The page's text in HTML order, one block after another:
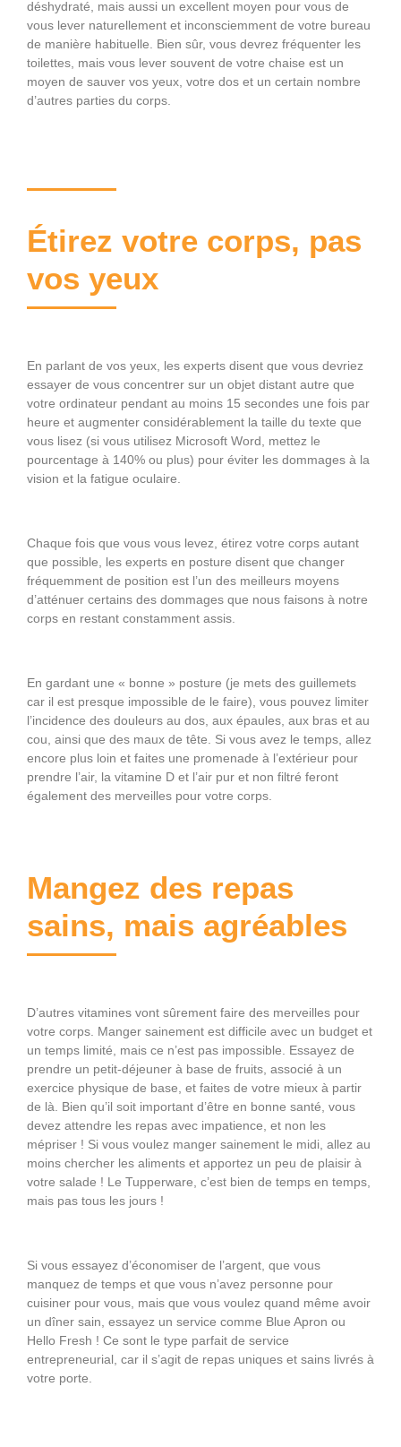
déshydraté, mais aussi un excellent moyen pour vous de
vous lever naturellement et inconsciemment de votre bureau
de manière habituelle. Bien sûr, vous devrez fréquenter les
toilettes, mais vous lever souvent de votre chaise est un
moyen de sauver vos yeux, votre dos et un certain nombre
d’autres parties du corps.
Étirez votre corps, pas
vos yeux
En parlant de vos yeux, les experts disent que vous devriez
essayer de vous concentrer sur un objet distant autre que
votre ordinateur pendant au moins 15 secondes une fois par
heure et augmenter considérablement la taille du texte que
vous lisez (si vous utilisez Microsoft Word, mettez le
pourcentage à 140% ou plus) pour éviter les dommages à la
vision et la fatigue oculaire.
Chaque fois que vous vous levez, étirez votre corps autant
que possible, les experts en posture disent que changer
fréquemment de position est l’un des meilleurs moyens
d’atténuer certains des dommages que nous faisons à notre
corps en restant constamment assis.
En gardant une « bonne » posture (je mets des guillemets
car il est presque impossible de le faire), vous pouvez limiter
l’incidence des douleurs au dos, aux épaules, aux bras et au
cou, ainsi que des maux de tête. Si vous avez le temps, allez
encore plus loin et faites une promenade à l’extérieur pour
prendre l’air, la vitamine D et l’air pur et non filtré feront
également des merveilles pour votre corps.
Mangez des repas
sains, mais agréables
D’autres vitamines vont sûrement faire des merveilles pour
votre corps. Manger sainement est difficile avec un budget et
un temps limité, mais ce n’est pas impossible. Essayez de
prendre un petit-déjeuner à base de fruits, associé à un
exercice physique de base, et faites de votre mieux à partir
de là. Bien qu’il soit important d’être en bonne santé, vous
devez attendre les repas avec impatience, et non les
mépriser ! Si vous voulez manger sainement le midi, allez au
moins chercher les aliments et apportez un peu de plaisir à
votre salade ! Le Tupperware, c’est bien de temps en temps,
mais pas tous les jours !
Si vous essayez d’économiser de l’argent, que vous
manquez de temps et que vous n’avez personne pour
cuisiner pour vous, mais que vous voulez quand même avoir
un dîner sain, essayez un service comme Blue Apron ou
Hello Fresh ! Ce sont le type parfait de service
entrepreneurial, car il s’agit de repas uniques et sains livrés à
votre porte.